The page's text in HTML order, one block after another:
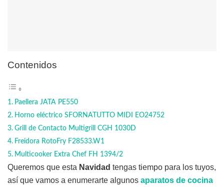
Contenidos
Paellera JATA PE550
Horno eléctrico SFORNATUTTO MIDI EO24752
Grill de Contacto Multigrill CGH 1030D
Freidora RotoFry F28533.W1
Multicooker Extra Chef FH 1394/2
Queremos que esta Navidad tengas tiempo para los tuyos,
así que vamos a enumerarte algunos aparatos de cocina